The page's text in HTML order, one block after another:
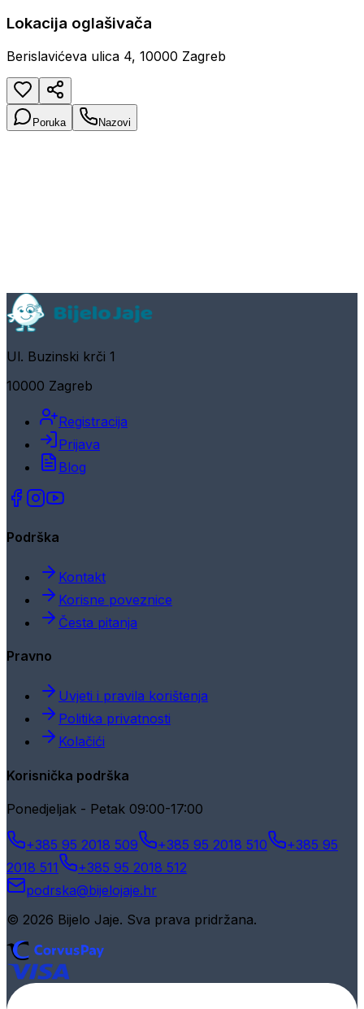
Lokacija oglašivača
Berislavićeva ulica 4, 10000 Zagreb
Poruka Nazovi
Ul. Buzinski krči 1
10000 Zagreb
Registracija
Prijava
Blog
Podrška
Kontakt
Korisne poveznice
Česta pitanja
Pravno
Uvjeti i pravila korištenja
Politika privatnosti
Kolačići
Korisnička podrška
Ponedjeljak - Petak 09:00-17:00
+385 95 2018 509 +385 95 2018 510
+385 95
2018 511
+385 95 2018 512
podrska@bijelojaje.hr
© 2026 Bijelo Jaje. Sva prava pridržana.